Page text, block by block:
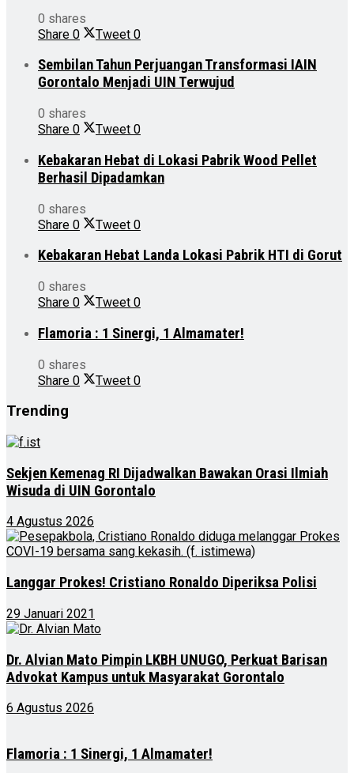
0 shares
Share 0 Tweet 0
Sembilan Tahun Perjuangan Transformasi IAIN
Gorontalo Menjadi UIN Terwujud
0 shares
Share 0 Tweet 0
Kebakaran Hebat di Lokasi Pabrik Wood Pellet
Berhasil Dipadamkan
0 shares
Share 0 Tweet 0
Kebakaran Hebat Landa Lokasi Pabrik HTI di Gorut
0 shares
Share 0 Tweet 0
Flamoria : 1 Sinergi, 1 Almamater!
0 shares
Share 0 Tweet 0
Trending
Sekjen Kemenag RI Dijadwalkan Bawakan Orasi Ilmiah
Wisuda di UIN Gorontalo
4 Agustus 2026
Langgar Prokes! Cristiano Ronaldo Diperiksa Polisi
29 Januari 2021
Dr. Alvian Mato Pimpin LKBH UNUGO, Perkuat Barisan
Advokat Kampus untuk Masyarakat Gorontalo
6 Agustus 2026
Flamoria : 1 Sinergi, 1 Almamater!